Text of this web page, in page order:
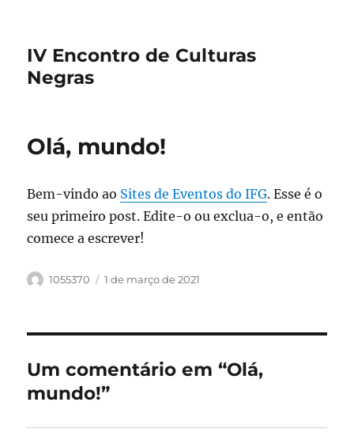
IV Encontro de Culturas
Negras
Olá, mundo!
Bem-vindo ao Sites de Eventos do IFG. Esse é o
seu primeiro post. Edite-o ou exclua-o, e então
comece a escrever!
Autor
1055370
Publicado
1 de março de 2021
Um comentário em “Olá,
mundo!”